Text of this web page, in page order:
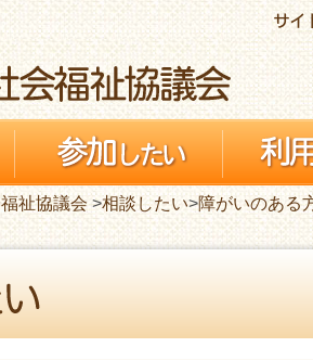
祉協議会>相談したい>障がいのある